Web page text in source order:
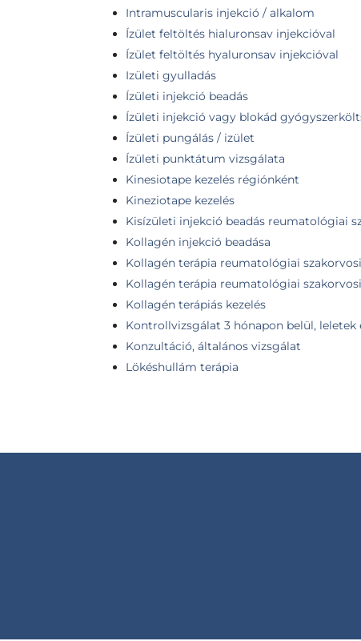
Intramuscularis injekció / alkalom
Ízület feltöltés hialuronsav injekcióval
Ízület feltöltés hyaluronsav injekcióval
Izületi gyulladás
Ízületi injekció beadás
Ízületi injekció vagy blokád
Ízületi pungálás / izület
Ízületi punktátum vizsgálata
Kinesiotape kezelés régiónként
Kineziotape kezelés
Kisízületi injekció beadás reumatológiai
Kollagén injekció beadása
Kollagén terápia reumatológiai
Kollagén terápia reumatológiai
Kollagén terápiás kezelés
Kontrollvizsgálat 3 hónapon belül, leletek
Konzultáció, általános vizsgálat
Lökéshullám terápia